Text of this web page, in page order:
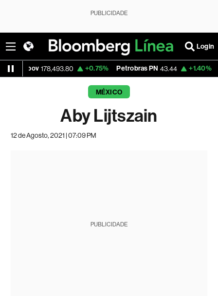
PUBLICIDADE
Login
178,493.80 +0.75% Petrobras PN 43.44 +1.40% Vale
MÉXICO
Aby Lijtszain
12 de Agosto, 2021 | 07:09 PM
PUBLICIDADE